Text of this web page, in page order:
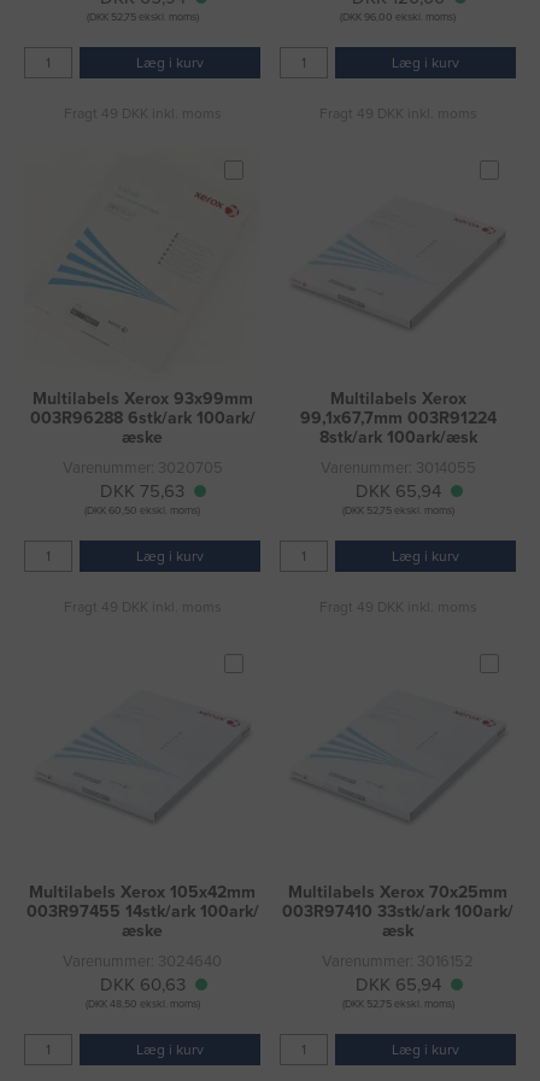
(DKK 52,75 ekskl. moms)
Læg i kurv
Fragt 49 DKK inkl. moms
(DKK 96,00 ekskl. moms)
Læg i kurv
Fragt 49 DKK inkl. moms
Multilabels Xerox 93x99mm
003R96288 6stk/ark 100ark/
æske
Varenummer: 3020705
DKK 75,63
(DKK 60,50 ekskl. moms)
Læg i kurv
Fragt 49 DKK inkl. moms
Multilabels Xerox
99,1x67,7mm 003R91224
8stk/ark 100ark/æsk
Varenummer: 3014055
DKK 65,94
(DKK 52,75 ekskl. moms)
Læg i kurv
Fragt 49 DKK inkl. moms
Multilabels Xerox 105x42mm
003R97455 14stk/ark 100ark/
æske
Varenummer: 3024640
DKK 60,63
(DKK 48,50 ekskl. moms)
Læg i kurv
Multilabels Xerox 70x25mm
003R97410 33stk/ark 100ark/
æsk
Varenummer: 3016152
DKK 65,94
(DKK 52,75 ekskl. moms)
Læg i kurv